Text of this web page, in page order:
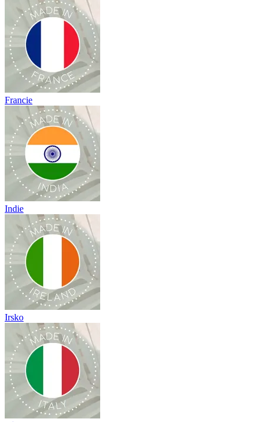
Francie
Indie
Irsko